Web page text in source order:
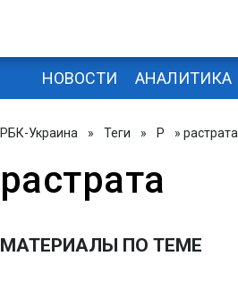
НОВОСТИ АНАЛИТИКА
РБК-Украина » Теги » Р » растрата
растрата
МАТЕРИАЛЫ ПО ТЕМЕ